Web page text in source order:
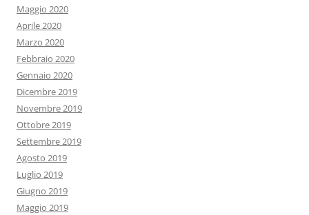
Maggio 2020
Aprile 2020
Marzo 2020
Febbraio 2020
Gennaio 2020
Dicembre 2019
Novembre 2019
Ottobre 2019
Settembre 2019
Agosto 2019
Luglio 2019
Giugno 2019
Maggio 2019